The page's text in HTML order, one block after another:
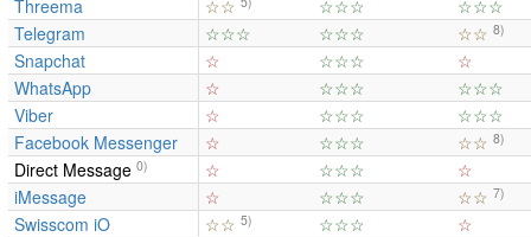
Threema
☆☆ ☆☆☆
☆☆☆
Telegram
☆☆☆ ☆☆☆ ☆☆ 8)
Snapchat ☆ ☆☆☆
☆
WhatsApp
☆ ☆☆☆
☆☆☆
Viber
☆ ☆☆☆
☆☆☆
Facebook Messenger
☆ ☆☆☆ ☆☆ 8)
Direct Message 0) ☆ ☆☆☆
☆
iMessage
☆ ☆☆☆ ☆☆ 7)
Swisscom iO ☆☆ 5) ☆☆☆ ☆